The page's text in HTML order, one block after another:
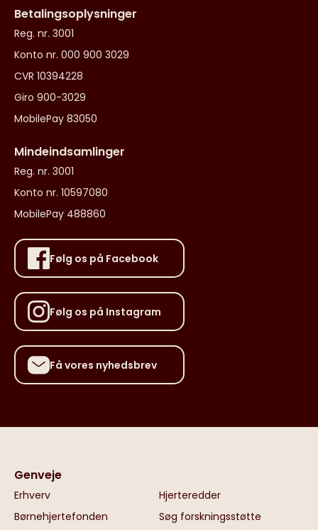
Betalingsoplysninger
Reg. nr. 3001
Konto nr. 000 900 3029
CVR 10394228
Giro 900-3029
MobilePay 83050
Mindeindsamlinger
Reg. nr. 3001
Konto nr. 10597080
MobilePay 488860
Følg os på Facebook
Følg os på Instagram
Få vores nyhedsbrev
Genveje
Erhverv
Hjerteredder
Børnehjertefonden
Søg forskningsstøtte